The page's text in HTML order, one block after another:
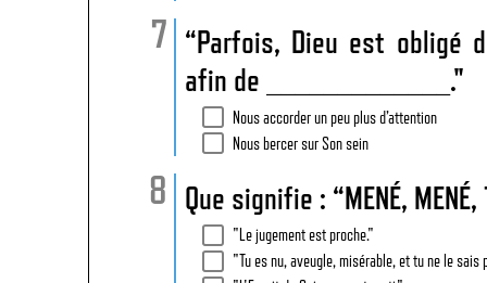
“Parfois, Dieu est obligé
afin de _____________."
Nous accorder un peu plus d’attention
Nous bercer sur Son sein
Que signifie : “MENÉ, MENÉ,
"Le jugement est proche."
"Tu es nu, aveugle, misérable, et tu ne le sais